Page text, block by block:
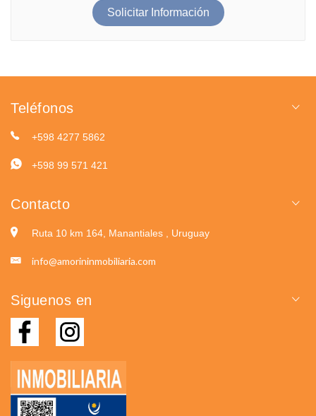
Solicitar Información
Teléfonos
+598 4277 5862
+598 99 571 421
Contacto
Ruta 10 km 164, Manantiales , Uruguay
info@amorininmobiliaria.com
Siguenos en